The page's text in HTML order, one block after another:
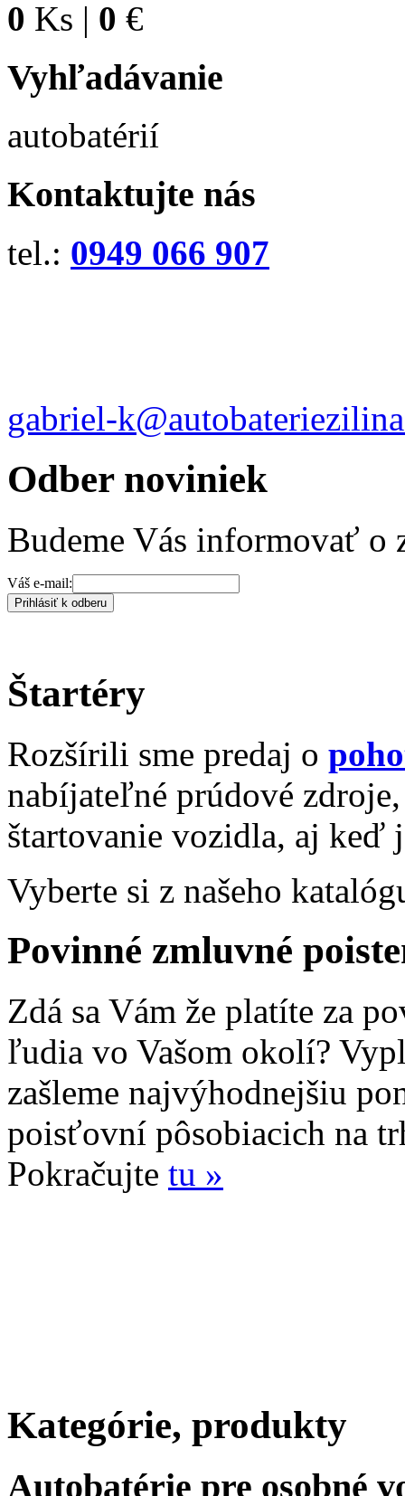
0 Ks | 0 €
Vyhľadávanie
autobatérií
Kontaktujte nás
tel.: 0949 066 907
gabriel-
Odber noviniek
Budeme Vás informovať o
Váš e-mail:
Prihlásiť k odberu
Štartéry
Rozšírili sme predaj o
nabíjateľné prúdové
štartovanie vozidla, aj keď
Vyberte si z našeho
Povinné zmluvné
Zdá sa Vám že platíte za
ľudia vo Vašom okolí?
zašleme najvýhodnejšiu
poisťovní pôsobiacich na
Pokračujte tu »
Kategórie, produkty
Autobatérie pre osobné